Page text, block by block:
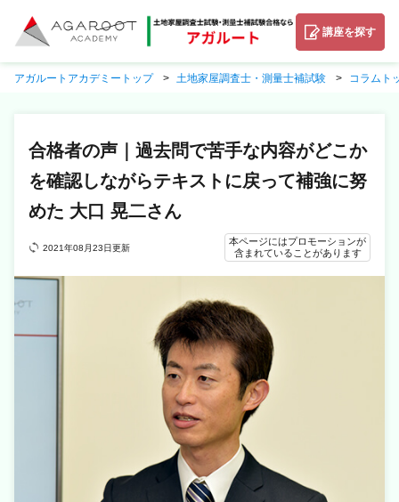
講座を探す
アガルートアカデミートップ 土地家屋調査士・測量士補試験 コラムト
合格者の声｜過去問で苦手な内容がどこか
を確認しながらテキストに戻って補強に努
めた 大口 晃二さん
2021年08月23日更新
本ページにはプロモーションが
含まれていることがあります